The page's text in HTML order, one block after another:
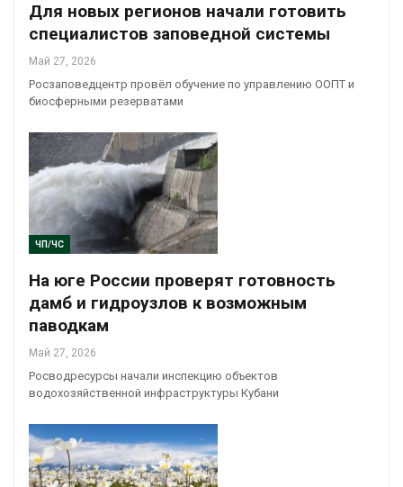
Для новых регионов начали готовить
специалистов заповедной системы
Май 27, 2026
Росзаповедцентр провёл обучение по управлению ООПТ и
биосферными резерватами
ЧП/ЧС
На юге России проверят готовность
дамб и гидроузлов к возможным
паводкам
Май 27, 2026
Росводресурсы начали инспекцию объектов
водохозяйственной инфраструктуры Кубани